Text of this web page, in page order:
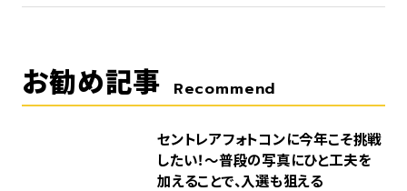
お勧め記事 Recommend
セントレアフォトコンに今年こそ挑戦
したい！～普段の写真にひと工夫を
加えることで、入選も狙える